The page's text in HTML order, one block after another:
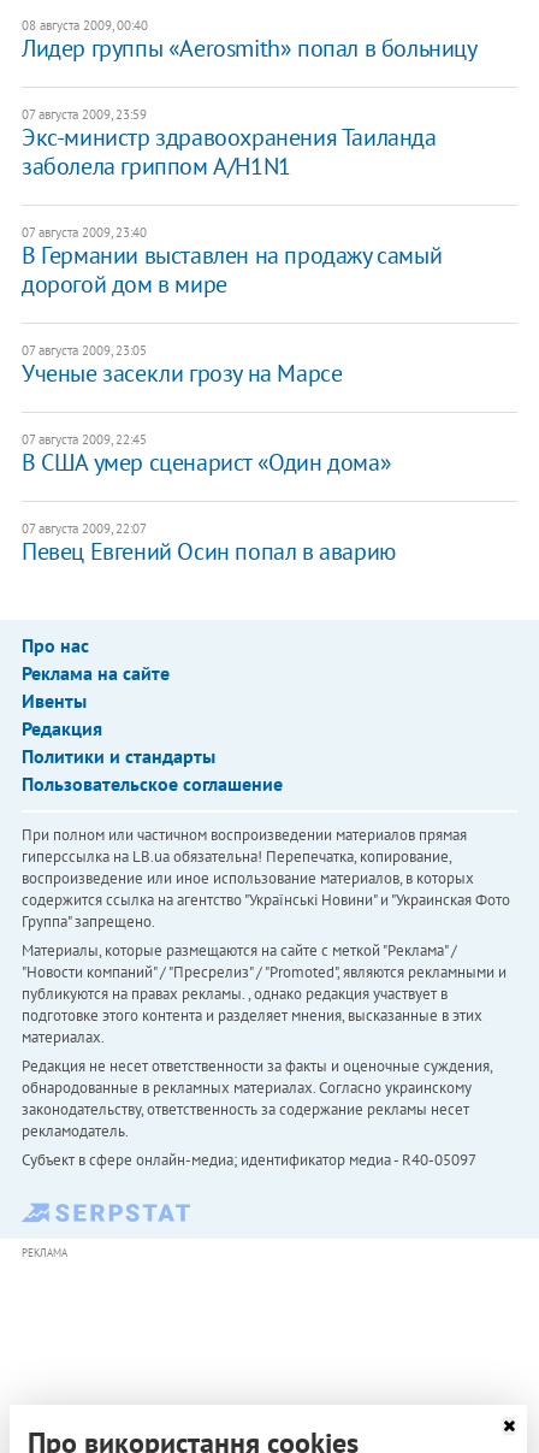
08 августа 2009, 00:40
Лидер группы «Aerosmith» попал в больницу
07 августа 2009, 23:59
Экс-министр здравоохранения Таиланда
заболела гриппом A/H1N1
07 августа 2009, 23:40
В Германии выставлен на продажу самый
дорогой дом в мире
07 августа 2009, 23:05
Ученые засекли грозу на Марсе
07 августа 2009, 22:45
В США умер сценарист «Один дома»
07 августа 2009, 22:07
Певец Евгений Осин попал в аварию
Про нас
Реклама на сайте
Ивенты
Редакция
Политики и стандарты
Пользовательское соглашение
При полном или частичном воспроизведении материалов прямая
гиперссылка на LB.ua обязательна! Перепечатка, копирование,
воспроизведение или иное использование материалов, в которых
содержится ссылка на агентство "Українськi Новини" и "Украинская Фото
Группа" запрещено.
Материалы, которые размещаются на сайте с меткой "Реклама" /
"Новости компаний" / "Пресрелиз" / "Promoted", являются рекламными и
публикуются на правах рекламы. , однако редакция участвует в
подготовке этого контента и разделяет мнения, высказанные в этих
материалах.
Редакция не несет ответственности за факты и оценочные суждения,
обнародованные в рекламных материалах. Согласно украинскому
законодательству, ответственность за содержание рекламы несет
рекламодатель.
Субъект в сфере онлайн-медиа; идентификатор медиа - R40-05097
РЕКЛАМА
Про використання cookies